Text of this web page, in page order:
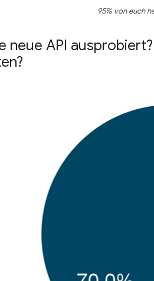
95% von euch
neue API